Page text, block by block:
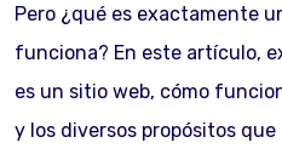
Pero ¿qué es exactamente
funciona? En este artículo,
es un sitio web, cómo
y los diversos propósitos que